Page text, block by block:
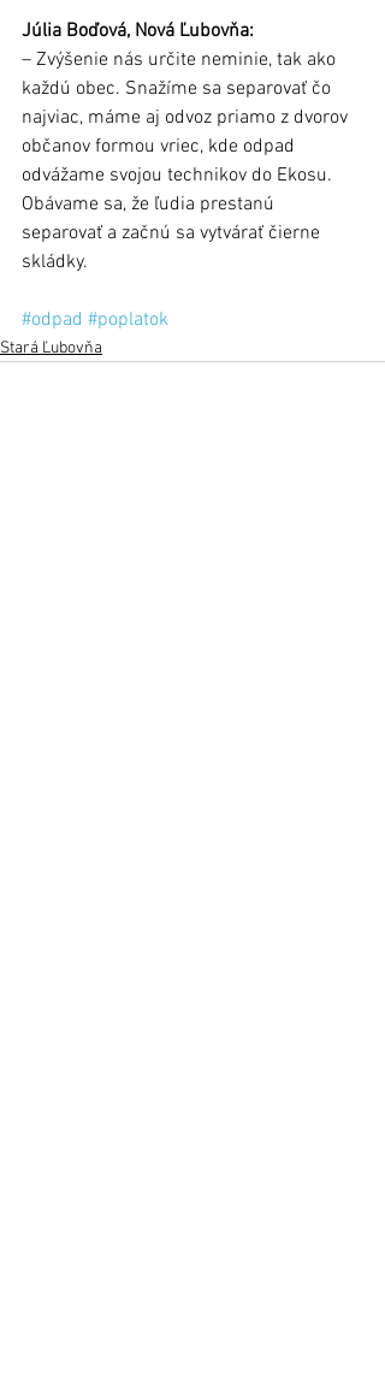
Júlia Boďová, Nová Ľubovňa:
– Zvýšenie nás určite neminie, tak ako
každú obec. Snažíme sa separovať čo
najviac, máme aj odvoz priamo z dvorov
občanov formou vriec, kde odpad
odvážame svojou technikov do Ekosu.
Obávame sa, že ľudia prestanú
separovať a začnú sa vytvárať čierne
skládky.
#odpad #poplatok
Stará Ľubovňa